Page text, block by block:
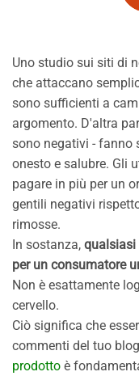
Uno studio sui siti di
che attaccano
sono sufficienti a
argomento. D'altra
sono negativi - fanno
onesto e salubre. Gli
pagare in più per un
gentili negativi
rimosse.
In sostanza, qualsiasi
per un consumatore
Non è esattamente
cervello.
Ciò significa che
commenti del tuo
prodotto è